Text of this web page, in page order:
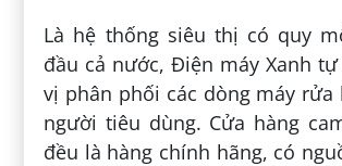
Là hệ thống siêu thị có quy
đầu cả nước, Điện máy Xanh
vị phân phối các dòng máy rửa
người tiêu dùng. Cửa hàng
đều là hàng chính hãng, có